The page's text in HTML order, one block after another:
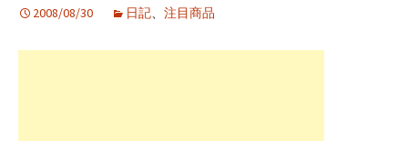
2008/08/30 日記、 注目商品